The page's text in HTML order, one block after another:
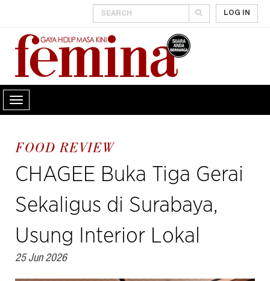
LOG IN
FOOD REVIEW
CHAGEE Buka Tiga Gerai
Sekaligus di Surabaya,
Usung Interior Lokal
25 Jun 2026